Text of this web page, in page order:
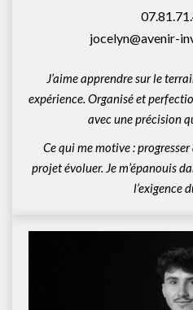
jocelyn@avenir-
J’aime apprendre sur le
expérience. Organisé et
avec une précision
Ce qui me motive :
projet évoluer. Je m’épanouis
l’exigence